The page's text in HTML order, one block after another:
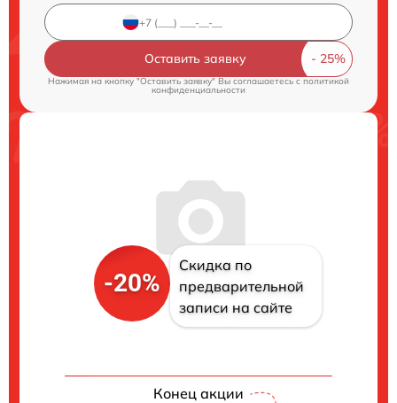
Оставить заявку
Нажимая на кнопку "Оставить заявку" Вы соглашаетесь cполитикой
конфиденциальности
-20%
Скидка по
предварительной
записи на сайте
Конец акции